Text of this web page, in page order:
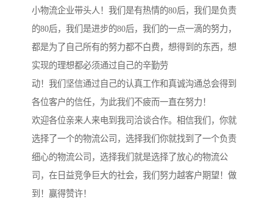
小物流企业带头人！我们是有热情的80后，我们是负责
的80后，我们是进步的80后，我们的一点一滴的努力，
都是为了自己所有的努力都不白费，想得到的东西，想
实现的理想都必须通过自己的辛勤劳
动！我们坚信通过自己的认真工作和真诚沟通总会得到
各位客户的信任，为此我们不疲而一直在努力！
欢迎各位亲来人来电到我司洽谈合作。相信我们，你就
选择了一个的物流公司，选择我们你就找到了一个负责
细心的物流公司，选择我们就是选择了放心的物流公
司，在日益竞争巨大的社会，我们努力越客户期望！做
到！赢得赞许！